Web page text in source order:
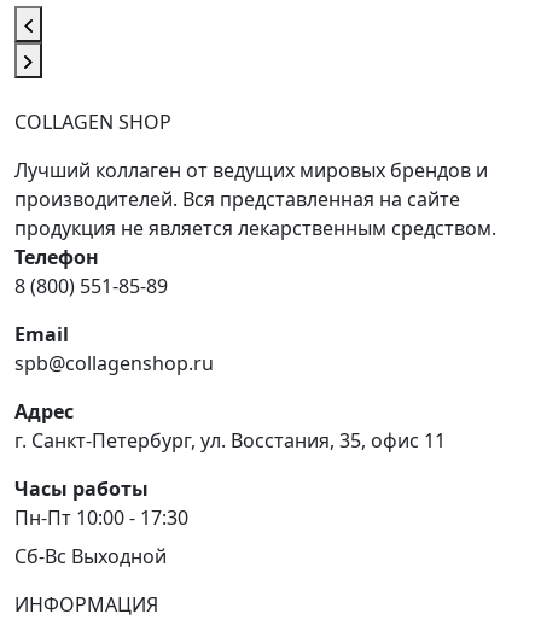
COLLAGEN SHOP
Лучший коллаген от ведущих мировых брендов и
производителей. Вся представленная на сайте
продукция не является лекарственным средством.
Телефон
8 (800) 551-85-89
Email
spb@collagenshop.ru
Адрес
г. Санкт-Петербург, ул. Восстания, 35, офис 11
Часы работы
Пн-Пт 10:00 - 17:30
Сб-Вс Выходной
ИНФОРМАЦИЯ